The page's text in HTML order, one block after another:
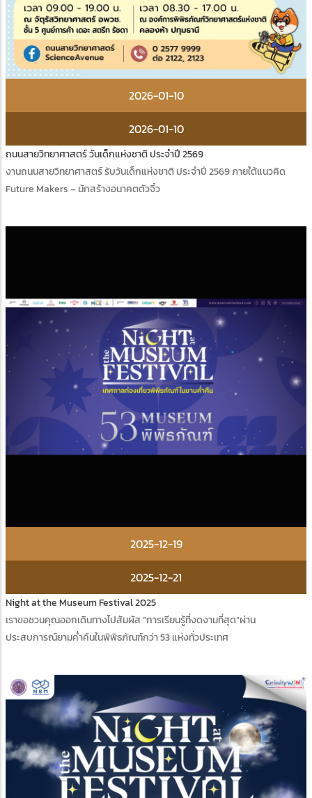
2026-01-10
2026-01-10
ถนนสายวิทยาศาสตร์ วันเด็กแห่งชาติ ประจำปี 2569
งานถนนสายวิทยาศาสตร์ รับวันเด็กแห่งชาติ ประจำปี 2569 ภายใต้แนวคิด
Future Makers – นักสร้างอนาคตตัวจิ๋ว
2025-12-19
2025-12-21
Night at the Museum Festival 2025
เราขอชวนคุณออกเดินทางไปสัมผัส “การเรียนรู้ที่งดงามที่สุด”ผ่าน
ประสบการณ์ยามค่ำคืนในพิพิธภัณฑ์กว่า 53 แห่งทั่วประเทศ